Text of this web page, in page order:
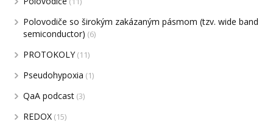
Polovodiče so širokým zakázaným pásmom (tzv. wide band
semiconductor) (6)
PROTOKOLY(11)
Pseudohypoxia (1)
QaA podcast (3)
REDOX (15)